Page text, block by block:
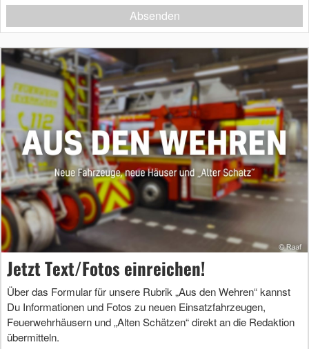
Absenden
Jetzt Text/Fotos einreichen!
Über das Formular für unsere Rubrik „Aus den Wehren“ kannst
Du Informationen und Fotos zu neuen Einsatzfahrzeugen,
Feuerwehrhäusern und „Alten Schätzen“ direkt an die Redaktion
übermitteln.